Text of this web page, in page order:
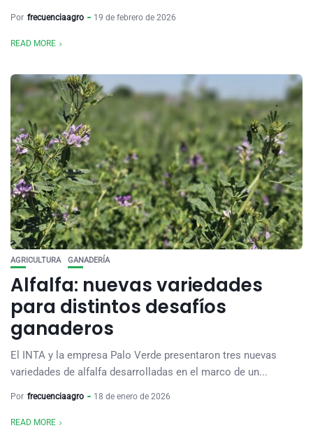
Por frecuenciaagro 19 de febrero de 2026
READ MORE
AGRICULTURA GANADERÍA
Alfalfa: nuevas variedades
para distintos desafíos
ganaderos
El INTA y la empresa Palo Verde presentaron tres nuevas
variedades de alfalfa desarrolladas en el marco de un...
Por frecuenciaagro 18 de enero de 2026
READ MORE